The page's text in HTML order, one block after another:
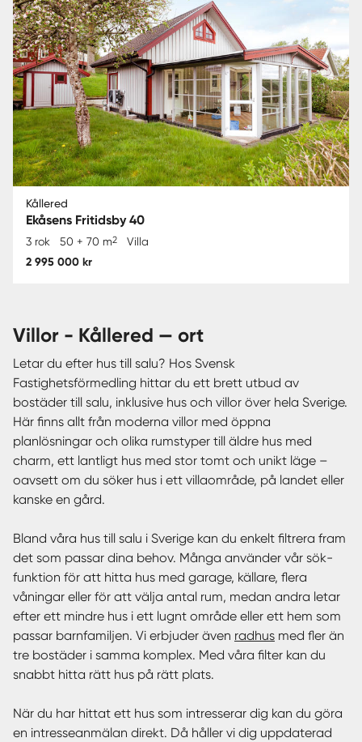
Kållered
Ekåsens Fritidsby 40
3 rok 50 + 70 m2 Villa
2 995 000 kr
villor - Kållered — ort
Letar du efter hus till salu? Hos Svensk
Fastighetsförmedling hittar du ett brett utbud av
bostäder till salu, inklusive hus och villor över hela Sverige.
Här finns allt från moderna villor med öppna
planlösningar och olika rumstyper till äldre hus med
charm, ett lantligt hus med stor tomt och unikt läge –
oavsett om du söker hus i ett villaområde, på landet eller
kanske en gård.
Bland våra hus till salu i Sverige kan du enkelt filtrera fram
det som passar dina behov. Många använder vår sök-
funktion för att hitta hus med garage, källare, flera
våningar eller för att välja antal rum, medan andra letar
efter ett mindre hus i ett lugnt område eller ett hem som
passar barnfamiljen. Vi erbjuder även radhus med fler än
tre bostäder i samma komplex. Med våra filter kan du
snabbt hitta rätt hus på rätt plats.
När du har hittat ett hus som intresserar dig kan du göra
en intresseanmälan direkt. Då håller vi dig uppdaterad